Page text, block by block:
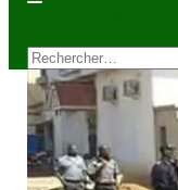
Rechercher :